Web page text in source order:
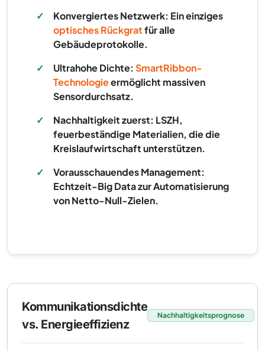
✓
Konvergiertes Netzwerk: Ein einziges
optisches Rückgratfür alle
Gebäudeprotokolle.
✓
Ultrahohe Dichte: SmartRibbon-
Technologieermöglicht massiven
Sensordurchsatz.
✓
Nachhaltigkeit zuerst: LSZH,
feuerbeständige Materialien, die die
Kreislaufwirtschaft unterstützen.
✓
Vorausschauendes Management:
Echtzeit-Big Data zur Automatisierung
von Netto-Null-Zielen.
Kommunikationsdichte
vs. Energieeffizienz
Nachhaltigkeitsprognose